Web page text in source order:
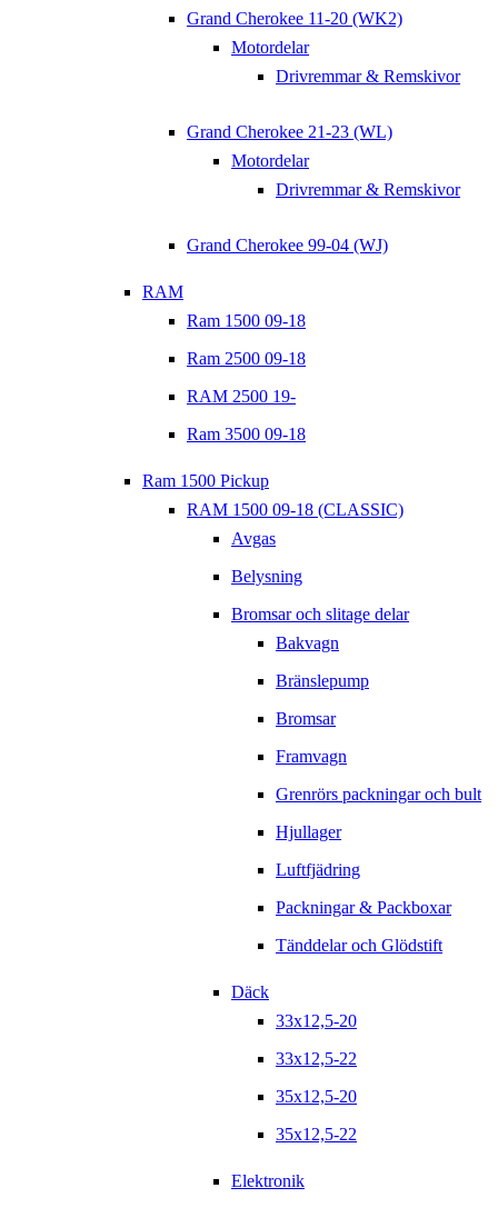
Grand Cherokee 11-20 (WK2)
Motordelar
Drivremmar & Remskivor
Grand Cherokee 21-23 (WL)
Motordelar
Drivremmar & Remskivor
Grand Cherokee 99-04 (WJ)
RAM
Ram 1500 09-18
Ram 2500 09-18
RAM 2500 19-
Ram 3500 09-18
Ram 1500 Pickup
RAM 1500 09-18 (CLASSIC)
Avgas
Belysning
Bromsar och slitage delar
Bakvagn
Bränslepump
Bromsar
Framvagn
Grenrörs packningar och bult
Hjullager
Luftfjädring
Packningar & Packboxar
Tänddelar och Glödstift
Däck
33x12,5-20
33x12,5-22
35x12,5-20
35x12,5-22
Elektronik